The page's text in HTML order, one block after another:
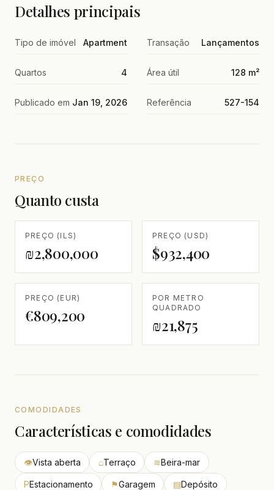
Detalhes principais
Tipo de imóvel Apartment Transação Lançamentos
Quartos 4 Área útil 128 m²
Publicado em Jan 19, 2026 Referência 527-154
PREÇO
Quanto custa
PREÇO (ILS)
₪2,800,000
PREÇO (USD)
$932,400
PREÇO (EUR)
€809,200
POR METRO
QUADRADO
₪21,875
COMODIDADES
Características e comodidades
👁Vista aberta ⌂Terraço ≋Beira-mar
PEstacionamento ⚑Garagem ▤Depósito